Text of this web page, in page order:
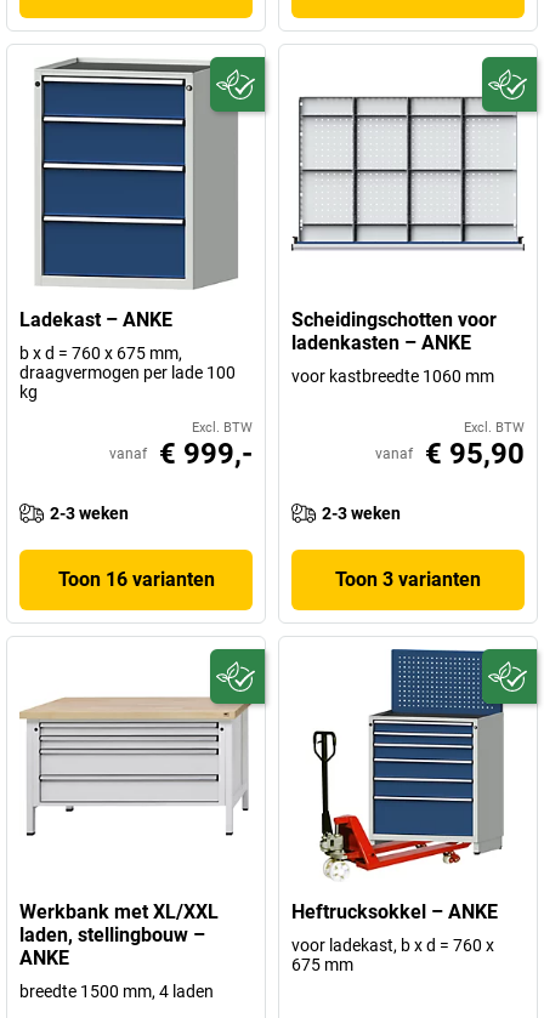
Ladekast – ANKE
b x d = 760 x 675 mm,
draagvermogen per lade 100
kg
Excl. BTW
vanaf € 999,-
2-3 weken
Toon 16 varianten
Scheidingschotten voor
ladenkasten – ANKE
voor kastbreedte 1060 mm
Excl. BTW
vanaf € 95,90
2-3 weken
Toon 3 varianten
Werkbank met XL/XXL
laden, stellingbouw –
ANKE
breedte 1500 mm, 4 laden
Heftrucksokkel – ANKE
voor ladekast, b x d = 760 x
675 mm